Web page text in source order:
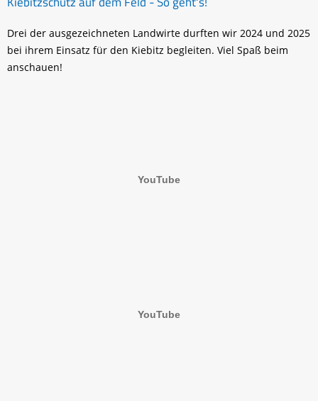
Drei der ausgezeichneten Landwirte durften wir 2024 und 2025
bei ihrem Einsatz für den Kiebitz begleiten. Viel Spaß beim
anschauen!